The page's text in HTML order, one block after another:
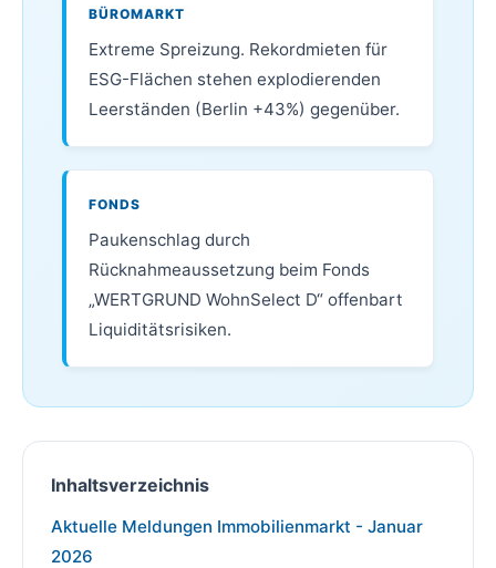
BÜROMARKT
Extreme Spreizung. Rekordmieten für
ESG-Flächen stehen explodierenden
Leerständen (Berlin +43%) gegenüber.
FONDS
Paukenschlag durch
Rücknahmeaussetzung beim Fonds
„WERTGRUND WohnSelect D“ offenbart
Liquiditätsrisiken.
Inhaltsverzeichnis
Aktuelle Meldungen Immobilienmarkt - Januar
2026